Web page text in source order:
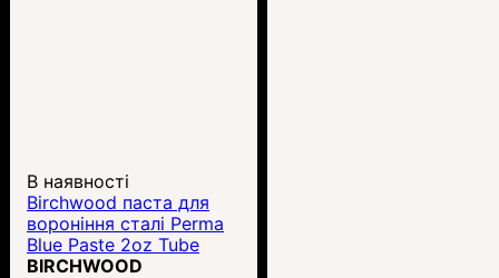
В наявності
Birchwood паста для
вороніння сталі Perma
Blue Paste 2oz Tube
BIRCHWOOD